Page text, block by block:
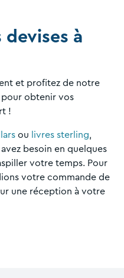
devises à
et profitez de notre
obtenir vos
!
ou livres sterling,
besoin en quelques
votre temps. Pour
votre commande de
une réception à votre